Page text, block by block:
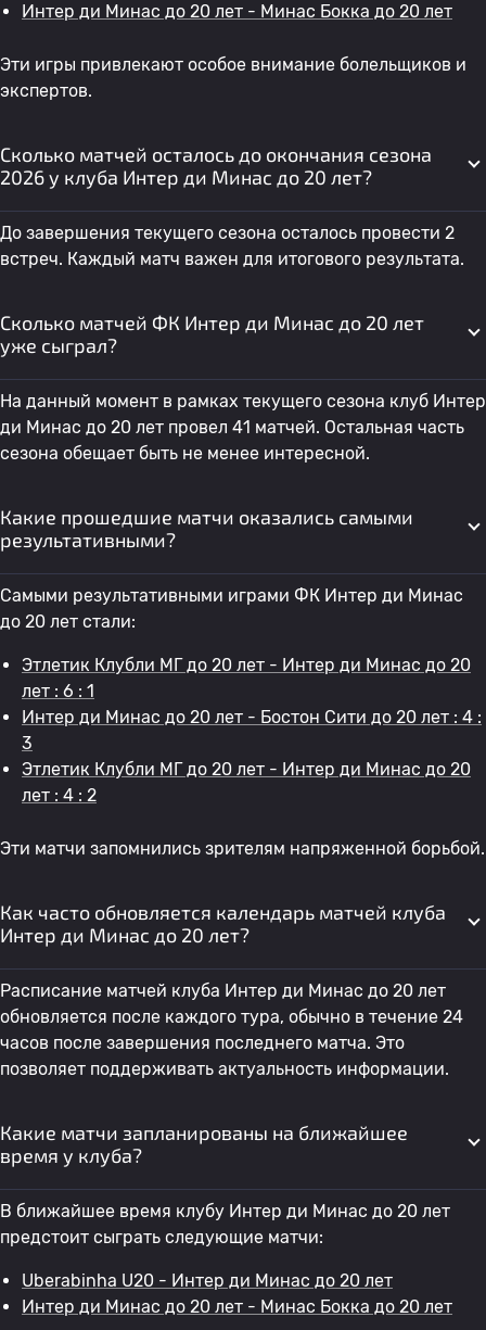
Интер ди Минас до 20 лет - Минас Бокка до 20 лет
Эти игры привлекают особое внимание болельщиков и
экспертов.
Сколько матчей осталось до окончания сезона
2026 у клуба Интер ди Минас до 20 лет?
До завершения текущего сезона осталось провести 2
встреч. Каждый матч важен для итогового результата.
Сколько матчей ФК Интер ди Минас до 20 лет
уже сыграл?
На данный момент в рамках текущего сезона клуб Интер
ди Минас до 20 лет провел 41 матчей. Остальная часть
сезона обещает быть не менее интересной.
Какие прошедшие матчи оказались самыми
результативными?
Самыми результативными играми ФК Интер ди Минас
до 20 лет стали:
Этлетик Клубли МГ до 20 лет - Интер ди Минас до 20
лет : 6 : 1
Интер ди Минас до 20 лет - Бостон Сити до 20 лет : 4 :
3
Этлетик Клубли МГ до 20 лет - Интер ди Минас до 20
лет : 4 : 2
Эти матчи запомнились зрителям напряженной борьбой.
Как часто обновляется календарь матчей клуба
Интер ди Минас до 20 лет?
Расписание матчей клуба Интер ди Минас до 20 лет
обновляется после каждого тура, обычно в течение 24
часов после завершения последнего матча. Это
позволяет поддерживать актуальность информации.
Какие матчи запланированы на ближайшее
время у клуба?
В ближайшее время клубу Интер ди Минас до 20 лет
предстоит сыграть следующие матчи:
Uberabinha U20 - Интер ди Минас до 20 лет
Интер ди Минас до 20 лет - Минас Бокка до 20 лет